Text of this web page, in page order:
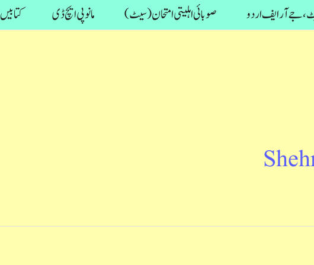
جے آر ایف اردو صوبائی اہلیتی امتحان (سیٹ) مانو پی ایچ ڈی کتابیں